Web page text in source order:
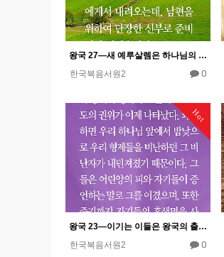
왕국 27―새 예루살렘은 하나님의 왕국의 최종적인 완성이다.
한국복음서원2
0
Hot
왕국 23―이기는 이들은 왕국의 출현을 가져올 것이다.
한국복음서원2
0